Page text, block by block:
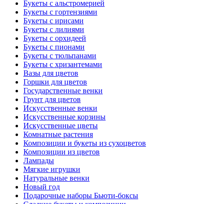
Букеты с альстромерией
Букеты с гортензиями
Букеты с ирисами
Букеты с лилиями
Букеты с орхидеей
Букеты с пионами
Букеты с тюльпанами
Букеты с хризантемами
Вазы для цветов
Горшки для цветов
Государственные венки
Грунт для цветов
Искусственные венки
Искусственные корзины
Искусственные цветы
Комнатные растения
Композиции и букеты из сухоцветов
Композиции из цветов
Лампады
Мягкие игрушки
Натуральные венки
Новый год
Подарочные наборы Бьюти-боксы